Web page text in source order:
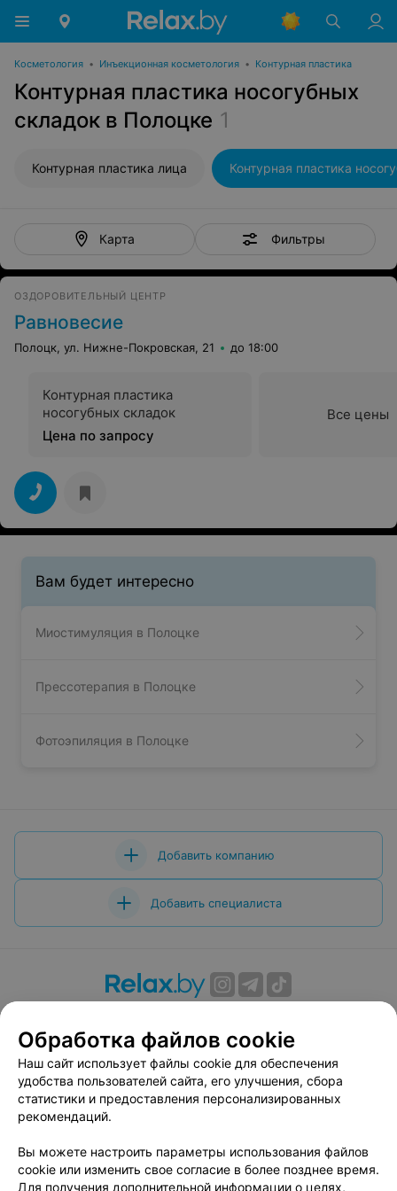
Косметология • Инъекционная косметология • Контурная пластика
Контурная пластика носогубных
складок в Полоцке 1
Контурная пластика лица
Карта Фильтры
ОЗДОРОВИТЕЛЬНЫЙ ЦЕНТР
Равновесие
Полоцк, ул. Нижне-Покровская, 21 до 18:00
Контурная пластика
носогубных складок
Цена по запросу
Все цены
Вам будет интересно
Миостимуляция в Полоцке
Прессотерапия в Полоцке
Фотоэпиляция в Полоцке
Добавить компанию
Добавить специалиста
Вакансии
Публичный договор
Способы оплаты
Публичный договор по использованию сервиса
«Афиша»
Пользовательское соглашение
Связаться по вопросам сотрудничества
Написать руководителю relax.by
Обработка файлов cookie
Наш сайт использует файлы cookie для обеспечения
удобства пользователей сайта, его улучшения, сбора
статистики и предоставления персонализированных
рекомендаций.
Вы можете настроить параметры использования файлов
cookie или изменить свое согласие в более позднее время.
Для получения дополнительной информации о целях,